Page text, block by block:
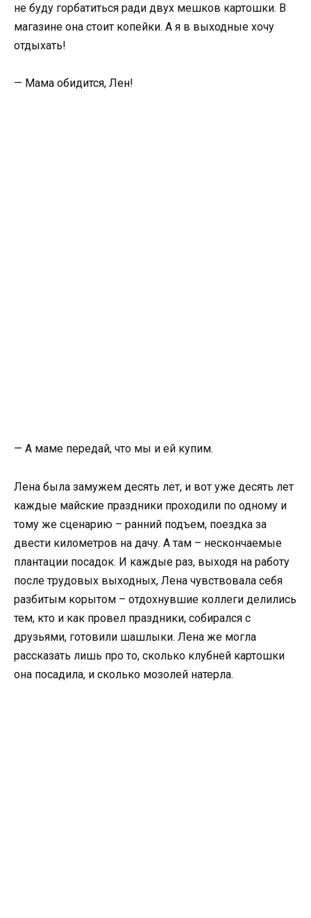
не буду горбатиться ради двух мешков картошки. В
магазине она стоит копейки. А я в выходные хочу
отдыхать!
— Мама обидится, Лен!
— А маме передай, что мы и ей купим.
Лена была замужем десять лет, и вот уже десять лет
каждые майские праздники проходили по одному и
тому же сценарию – ранний подъем, поездка за
двести километров на дачу. А там – нескончаемые
плантации посадок. И каждые раз, выходя на работу
после трудовых выходных, Лена чувствовала себя
разбитым корытом – отдохнувшие коллеги делились
тем, кто и как провел праздники, собирался с
друзьями, готовили шашлыки. Лена же могла
рассказать лишь про то, сколько клубней картошки
она посадила, и сколько мозолей натерла.